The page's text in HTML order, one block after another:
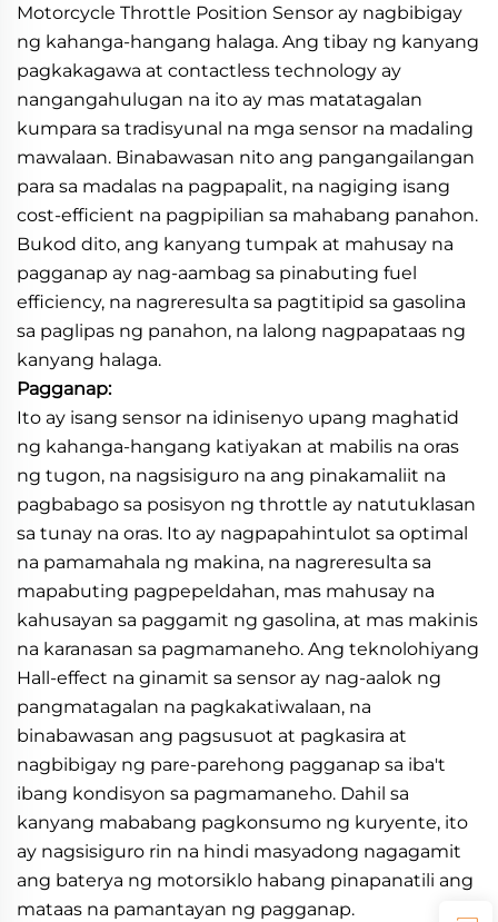
Motorcycle Throttle Position Sensor ay nagbibigay
ng kahanga-hangang halaga. Ang tibay ng kanyang
pagkakagawa at contactless technology ay
nangangahulugan na ito ay mas matatagalan
kumpara sa tradisyunal na mga sensor na madaling
mawalaan. Binabawasan nito ang pangangailangan
para sa madalas na pagpapalit, na nagiging isang
cost-efficient na pagpipilian sa mahabang panahon.
Bukod dito, ang kanyang tumpak at mahusay na
pagganap ay nag-aambag sa pinabuting fuel
efficiency, na nagreresulta sa pagtitipid sa gasolina
sa paglipas ng panahon, na lalong nagpapataas ng
kanyang halaga.
Pagganap:
Ito ay isang sensor na idinisenyo upang maghatid
ng kahanga-hangang katiyakan at mabilis na oras
ng tugon, na nagsisiguro na ang pinakamaliit na
pagbabago sa posisyon ng throttle ay natutuklasan
sa tunay na oras. Ito ay nagpapahintulot sa optimal
na pamamahala ng makina, na nagreresulta sa
mapabuting pagpepeldahan, mas mahusay na
kahusayan sa paggamit ng gasolina, at mas makinis
na karanasan sa pagmamaneho. Ang teknolohiyang
Hall-effect na ginamit sa sensor ay nag-aalok ng
pangmatagalan na pagkakatiwalaan, na
binabawasan ang pagsusuot at pagkasira at
nagbibigay ng pare-parehong pagganap sa iba't
ibang kondisyon sa pagmamaneho. Dahil sa
kanyang mababang pagkonsumo ng kuryente, ito
ay nagsisiguro rin na hindi masyadong nagagamit
ang baterya ng motorsiklo habang pinapanatili ang
mataas na pamantayan ng pagganap.